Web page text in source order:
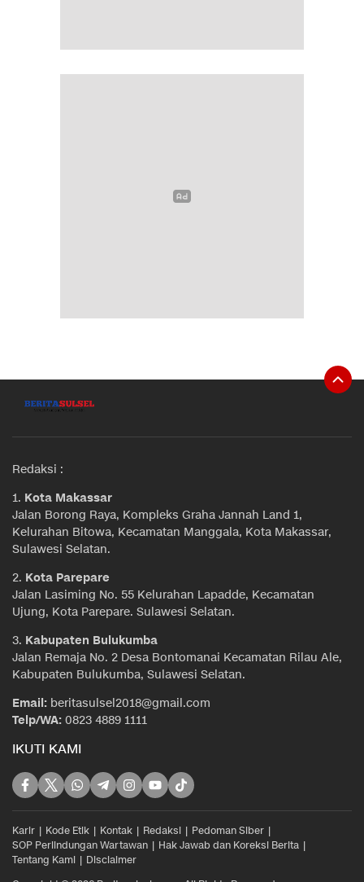
Redaksi :
1. Kota Makassar
Jalan Borong Raya, Kompleks Graha Jannah Land 1,
Kelurahan Bitowa, Kecamatan Manggala, Kota Makassar,
Sulawesi Selatan.
2. Kota Parepare
Jalan Lasiming No. 55 Kelurahan Lapadde, Kecamatan
Ujung, Kota Parepare. Sulawesi Selatan.
3. Kabupaten Bulukumba
Jalan Remaja No. 2 Desa Bontomanai Kecamatan Rilau Ale,
Kabupaten Bulukumba, Sulawesi Selatan.
Email: beritasulsel2018@gmail.com
Telp/WA: 0823 4889 1111
IKUTI KAMI
Karir Kode Etik Kontak Redaksi
Pedoman Siber
SOP Perlindungan Wartawan
Hak Jawab dan Koreksi Berita
Tentang Kami
Disclaimer